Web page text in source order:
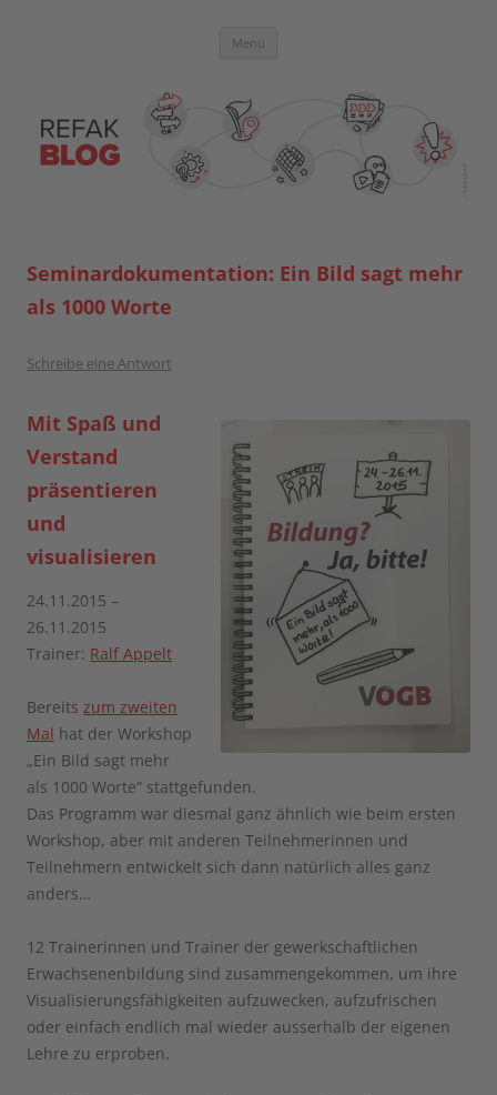
Blog der Referent:innen Akademie
Menü
Seminardokumentation: Ein Bild sagt mehr
als 1000 Worte
Schreibe eine Antwort
Mit Spaß und
Verstand
präsentieren
und
visualisieren
24.11.2015 –
26.11.2015
Trainer: Ralf Appelt
Bereits zum zweiten
Mal hat der Workshop
„Ein Bild sagt mehr
als 1000 Worte“ stattgefunden.
Das Programm war diesmal ganz ähnlich wie beim ersten
Workshop, aber mit anderen Teilnehmerinnen und
Teilnehmern entwickelt sich dann natürlich alles ganz
anders…
12 Trainerinnen und Trainer der gewerkschaftlichen
Erwachsenenbildung sind zusammengekommen, um ihre
Visualisierungsfähigkeiten aufzuwecken, aufzufrischen
oder einfach endlich mal wieder ausserhalb der eigenen
Lehre zu erproben.